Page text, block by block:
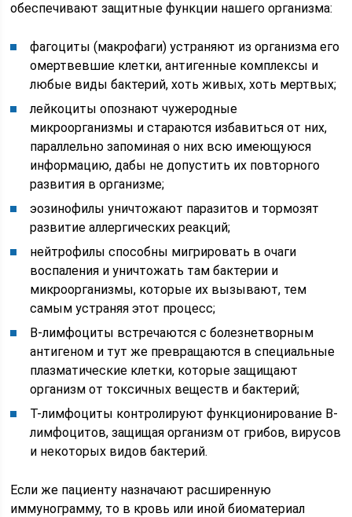
обеспечивают защитные функции нашего организма:
фагоциты (макрофаги) устраняют из организма его
омертвевшие клетки, антигенные комплексы и
любые виды бактерий, хоть живых, хоть мертвых;
лейкоциты опознают чужеродные
микроорганизмы и стараются избавиться от них,
параллельно запоминая о них всю имеющуюся
информацию, дабы не допустить их повторного
развития в организме;
эозинофилы уничтожают паразитов и тормозят
развитие аллергических реакций;
нейтрофилы способны мигрировать в очаги
воспаления и уничтожать там бактерии и
микроорганизмы, которые их вызывают, тем
самым устраняя этот процесс;
В-лимфоциты встречаются с болезнетворным
антигеном и тут же превращаются в специальные
плазматические клетки, которые защищают
организм от токсичных веществ и бактерий;
Т-лимфоциты контролируют функционирование В-
лимфоцитов, защищая организм от грибов, вирусов
и некоторых видов бактерий.
Если же пациенту назначают расширенную
иммунограмму, то в кровь или иной биоматериал